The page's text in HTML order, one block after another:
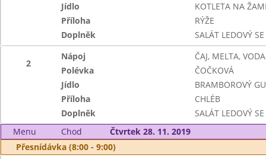
Jídlo
KOTLETA NA
Příloha
RÝŽE
Doplněk
SALÁT LEDOVÝ
2
Nápoj
ČAJ, MELTA, VODA
Polévka
ČOČKOVÁ
Jídlo
BRAMBOROVÝ
Příloha
CHLÉB
Doplněk
SALÁT LEDOVÝ
Menu
Chod
Čtvrtek 28. 11. 2019
Přesnídávka (8:00 - 9:00)